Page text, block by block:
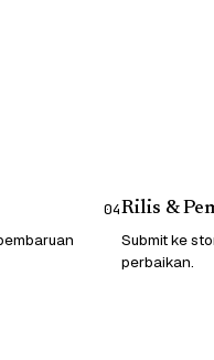
04Rilis &
Submit ke
perbaikan.